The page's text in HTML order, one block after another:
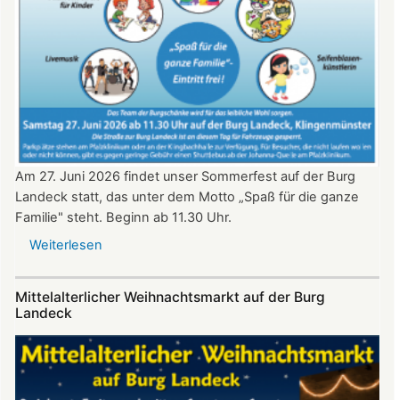
2026
ab
20:30
Uhr​​​​​​​​​​​​​​
Am 27. Juni 2026 findet unser Sommerfest auf der Burg
Landeck statt, das unter dem Motto „Spaß für die ganze
Familie" steht. Beginn ab 11.30 Uhr.
Weiterlesen
Burg
Mittelalterlicher Weihnachtsmarkt auf der Burg
Landeck